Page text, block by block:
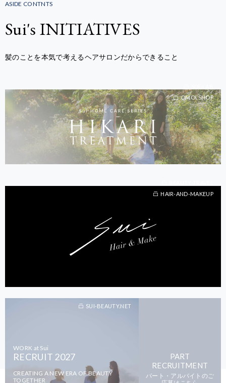
ASIDE CONTNTS
Sui's INITIATIVES
髪のことを本気で考えるヘアサロンだからできること
OMOI.SHOP
HAIR-AND-MAKEUP
WORK at Sui
RECRUIT 2027
CREATING A NEW ERA OF BEAUTY
TOGETHER
SUI-BEAUTY.NET
PART
RECRUITMENT
パート・アルバイトのご